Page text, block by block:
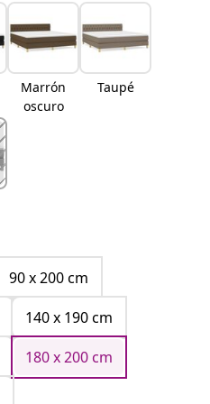
Marrón
oscuro
Taupé
90 x 200 cm
140 x 190 cm
180 x 200 cm